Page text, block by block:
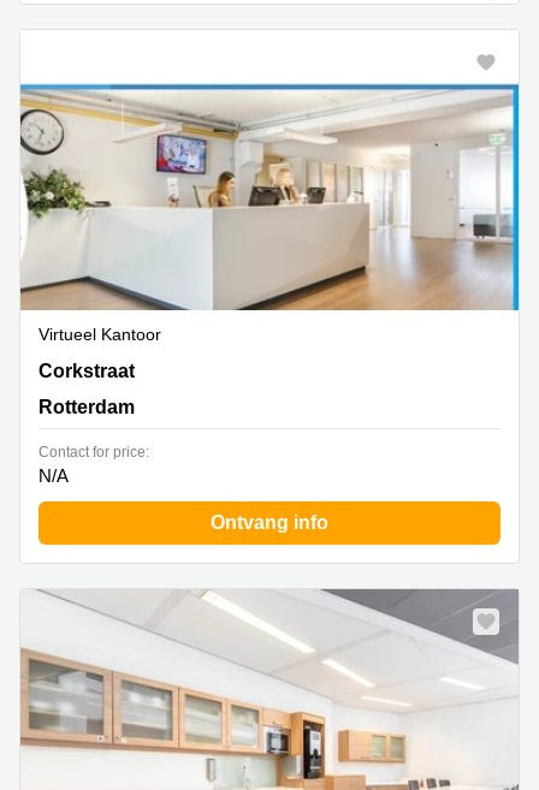
Virtueel Kantoor
Corkstraat 46, Rotterdam
Corkstraat
Rotterdam
Contact for price:
N/A
Ontvang info